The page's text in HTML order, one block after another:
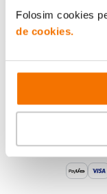
Folosim cookies
de cookies.
F64 Studio